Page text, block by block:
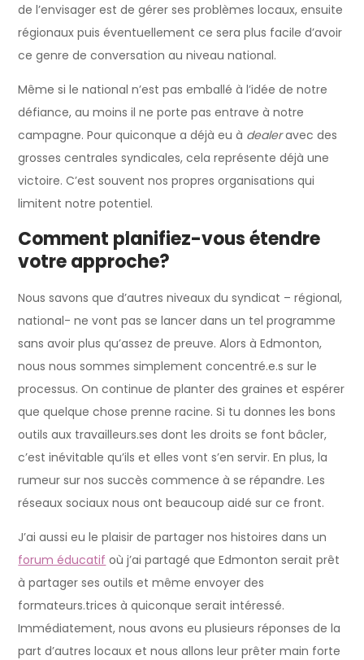
de l’envisager est de gérer ses problèmes locaux, ensuite
régionaux puis éventuellement ce sera plus facile d’avoir
ce genre de conversation au niveau national.
Même si le national n’est pas emballé à l’idée de notre
défiance, au moins il ne porte pas entrave à notre
campagne. Pour quiconque a déjà eu à dealeravec des
grosses centrales syndicales, cela représente déjà une
victoire. C’est souvent nos propres organisations qui
limitent notre potentiel.
Comment planifiez-vous étendre
votre approche?
Nous savons que d’autres niveaux du syndicat – régional,
national- ne vont pas se lancer dans un tel programme
sans avoir plus qu’assez de preuve. Alors à Edmonton,
nous nous sommes simplement concentré.e.s sur le
processus. On continue de planter des graines et espérer
que quelque chose prenne racine. Si tu donnes les bons
outils aux travailleurs.ses dont les droits se font bâcler,
c’est inévitable qu’ils et elles vont s’en servir. En plus, la
rumeur sur nos succès commence à se répandre. Les
réseaux sociaux nous ont beaucoup aidé sur ce front.
J’ai aussi eu le plaisir de partager nos histoires dans un
forum éducatif où j’ai partagé que Edmonton serait prêt
à partager ses outils et même envoyer des
formateurs.trices à quiconque serait intéressé.
Immédiatement, nous avons eu plusieurs réponses de la
part d’autres locaux et nous allons leur prêter main forte